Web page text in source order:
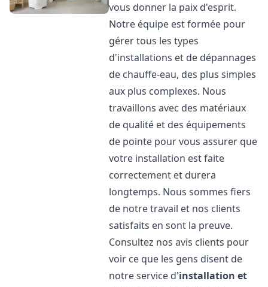
vous donner la paix d'esprit.
Notre équipe est formée pour
gérer tous les types
d'installations et de dépannages
de chauffe-eau, des plus simples
aux plus complexes. Nous
travaillons avec des matériaux
de qualité et des équipements
de pointe pour vous assurer que
votre installation est faite
correctement et durera
longtemps. Nous sommes fiers
de notre travail et nos clients
satisfaits en sont la preuve.
Consultez nos avis clients pour
voir ce que les gens disent de
notre service d'installation et